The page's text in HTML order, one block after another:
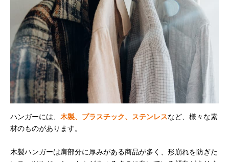
ハンガーには、 木製、プラスチック、ステンレスなど、様々な素
材のものがあります。
木製ハンガーは肩部分に厚みがある商品が多く、形崩れを防ぎた